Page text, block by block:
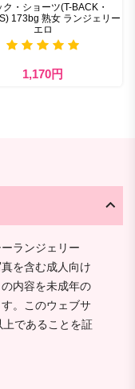
ク・ショーツ(T-BACK・
173bg 熟女 ランジェリー
エロ
1,170円
ランジェリー
を含む成人向け
内容を未成年の
。このウェブサ
であることを証